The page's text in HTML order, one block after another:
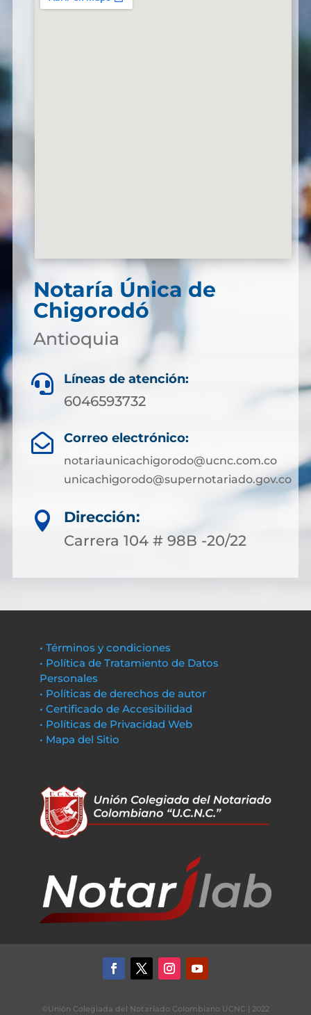
Notaría Única de
Chigorodó
Antioquia
 Líneas de atención:
6046593732
 Correo electrónico:
notariaunicachigorodo@ucnc.com.co
unicachigorodo@supernotariado.gov.co

Dirección:
Carrera 104 # 98B -20/22
• Términos y condiciones
• Política de Tratamiento de Datos
Personales
• Políticas de derechos de autor
• Certificado de Accesibilidad
• Políticas de Privacidad Web
• Mapa del Sitio
©Unión Colegiada del Notariado Colombiano UCNC | 2022